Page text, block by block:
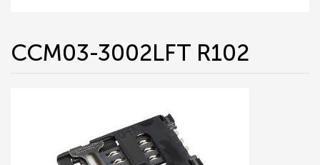
CCM03-3002LFT R102